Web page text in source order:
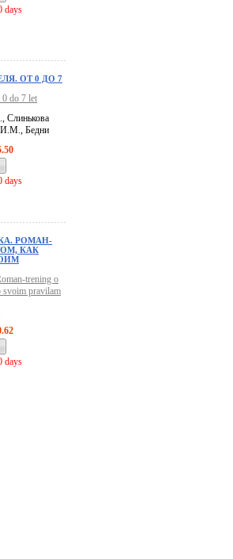
days
ОТ 0 ДО 7
do 7 let
Слинькова
Бедни
days
РОМАН-
КАК
trening o
svoim pravilam
days